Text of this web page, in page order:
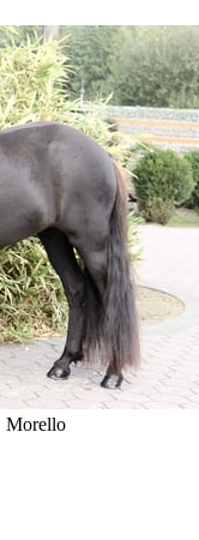
Morello